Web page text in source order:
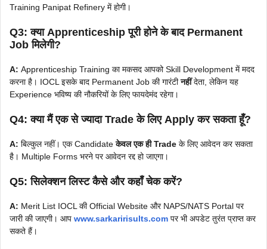
Training Panipat Refinery में होगी।
Q3: क्या Apprenticeship पूरी होने के बाद Permanent
Job मिलेगी?
A: Apprenticeship Training का मकसद आपको Skill Development में मदद
करना है। IOCL इसके बाद Permanent Job की गारंटीनहींदेता, लेकिन यह
Experience भविष्य की नौकरियों के लिए फायदेमंद रहेगा।
Q4: क्या मैं एक से ज्यादा Trade के लिए Apply कर सकता हूँ?
A: बिल्कुल नहीं। एक Candidateकेवल एक ही Trade के लिए आवेदन कर सकता
है। Multiple Forms भरने पर आवेदन रद्द हो जाएगा।
Q5: सिलेक्शन लिस्ट कैसे और कहाँ चेक करें?
A: Merit List IOCL की Official Website और NAPS/NATS Portal पर
जारी की जाएगी। आप www.sarkaririsults.com पर भी अपडेट तुरंत प्राप्त कर
सकते हैं।